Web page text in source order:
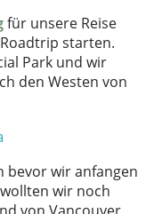
für unsere Reise
starten.
Park und wir
den Westen von
bevor wir anfangen
wir noch